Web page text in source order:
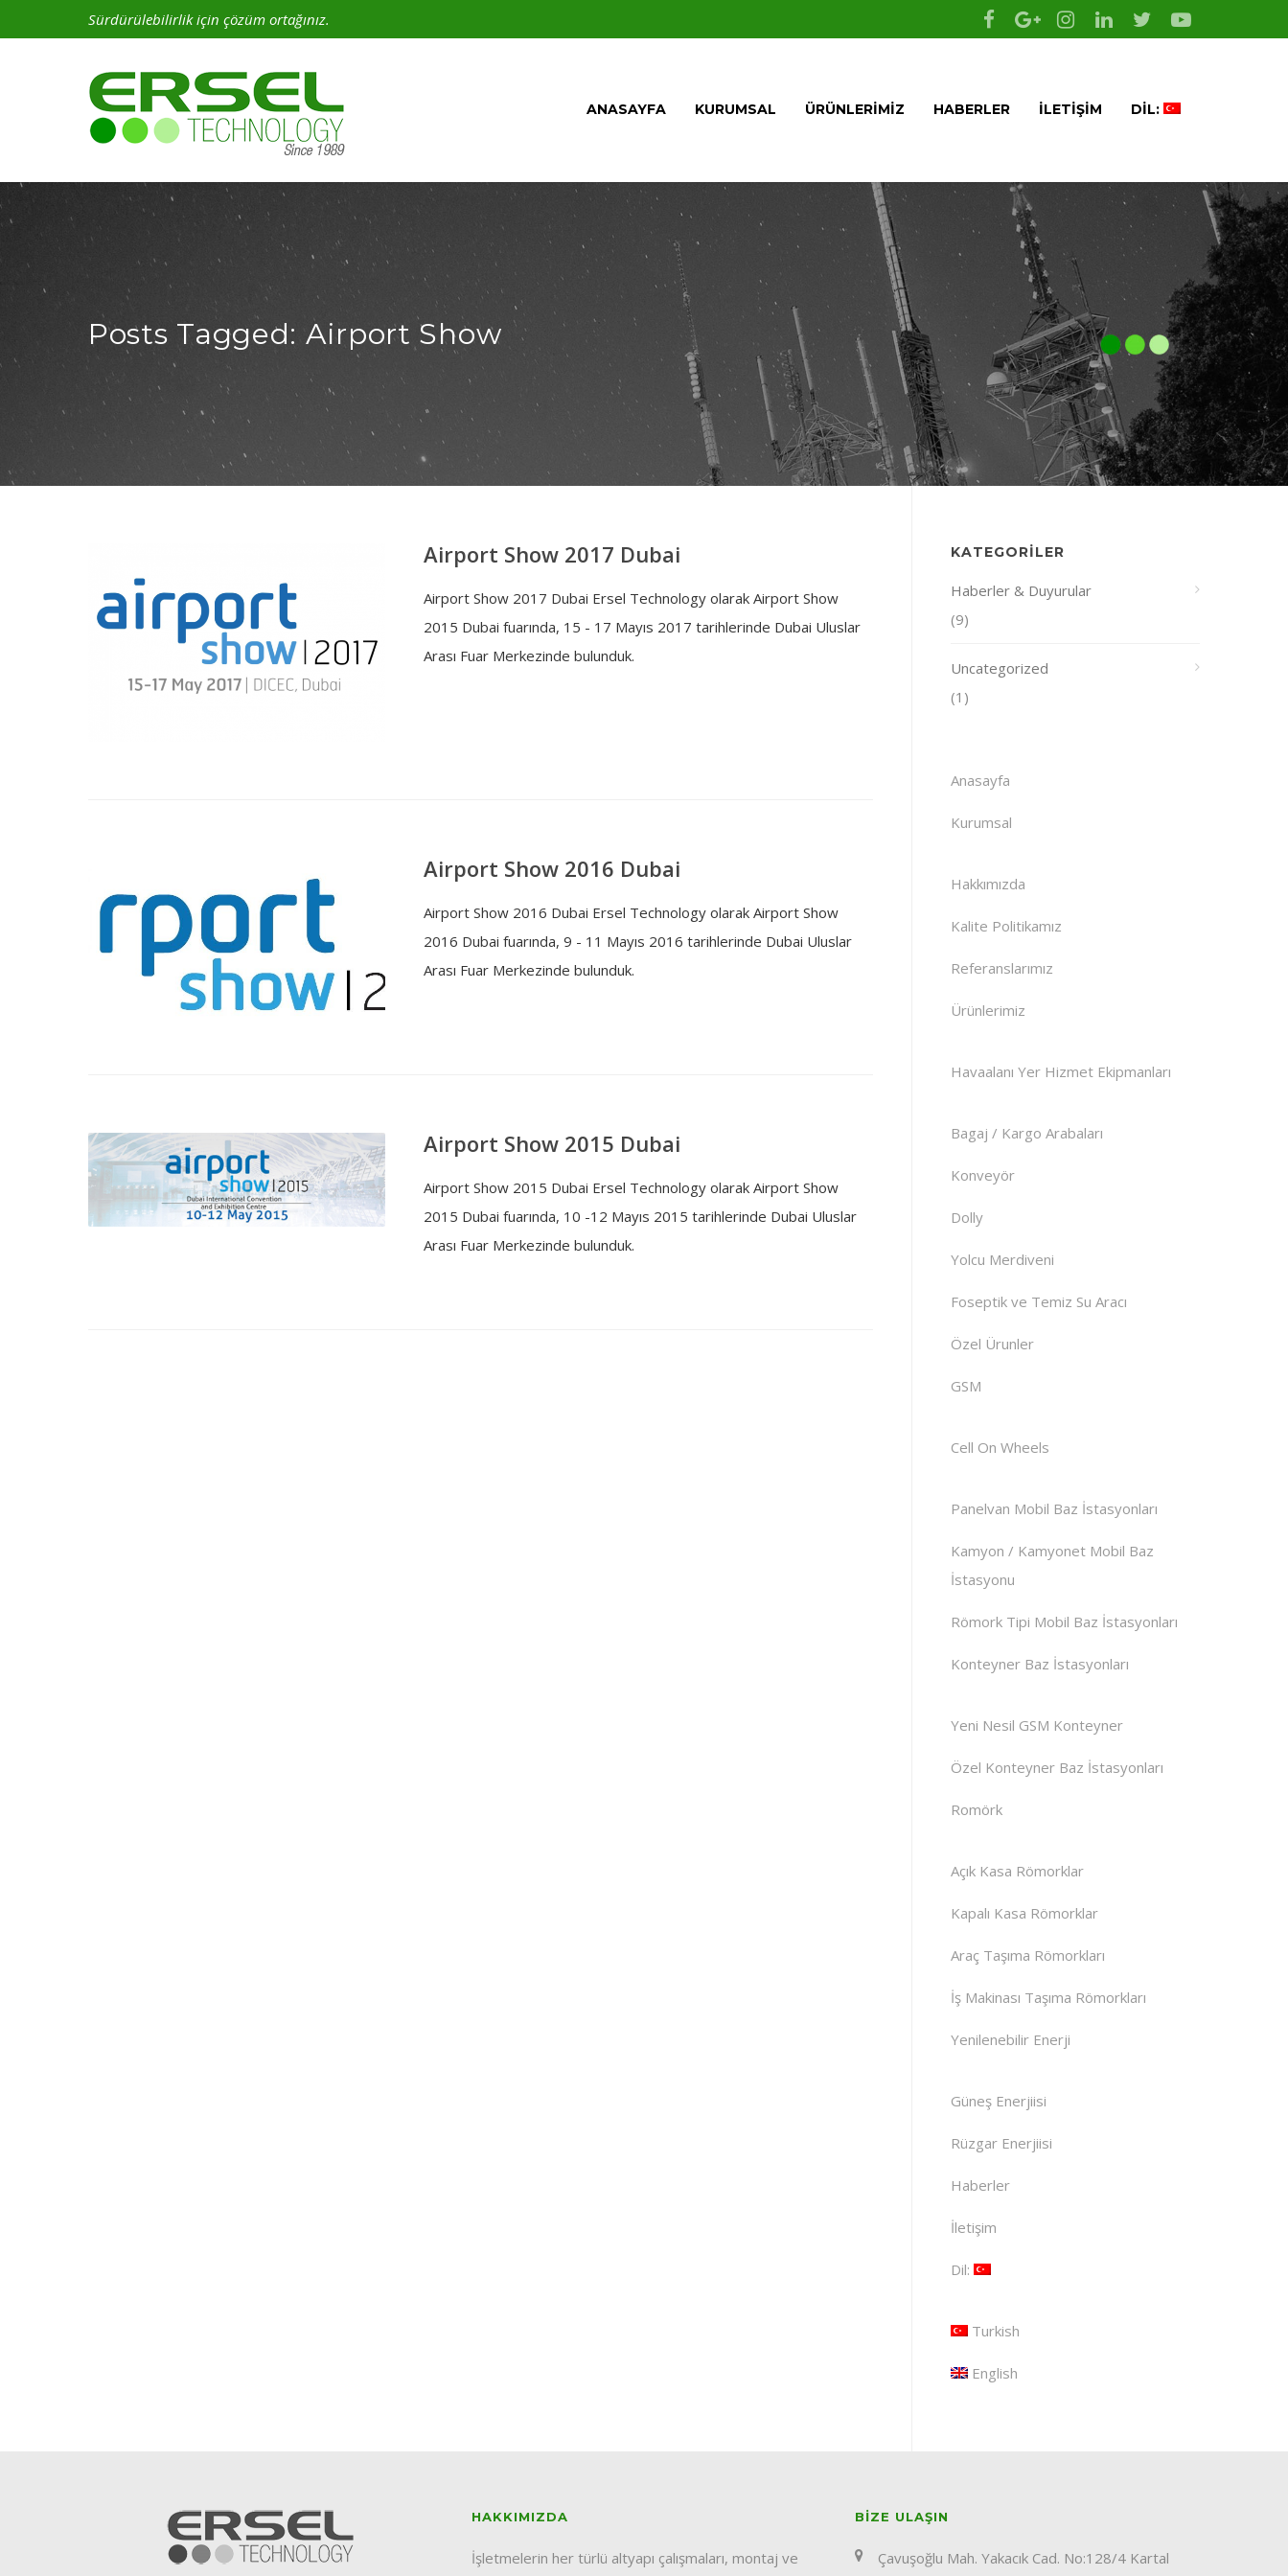
Sürdürülebilirlik için çözüm ortağınız.
ANASAYFA KURUMSAL ÜRÜNLERIMIZ HABERLER İLETIŞIM DIL:
Posts Tagged: Airport Show
Airport Show 2017 Dubai
Airport Show 2017 Dubai Ersel Technology olarak Airport Show
2015 Dubai fuarında, 15 - 17 Mayıs 2017 tarihlerinde Dubai Uluslar
Arası Fuar Merkezinde bulunduk.
Airport Show 2016 Dubai
Airport Show 2016 Dubai Ersel Technology olarak Airport Show
2016 Dubai fuarında, 9 - 11 Mayıs 2016 tarihlerinde Dubai Uluslar
Arası Fuar Merkezinde bulunduk.
Airport Show 2015 Dubai
Airport Show 2015 Dubai Ersel Technology olarak Airport Show
2015 Dubai fuarında, 10 -12 Mayıs 2015 tarihlerinde Dubai Uluslar
Arası Fuar Merkezinde bulunduk.
KATEGORILER
Haberler & Duyurular
(9)
Uncategorized
(1)
Anasayfa
Kurumsal
Hakkımızda
Kalite Politikamız
Referanslarımız
Ürünlerimiz
Havaalanı Yer Hizmet Ekipmanları
Bagaj / Kargo Arabaları
Konveyör
Dolly
Yolcu Merdiveni
Foseptik ve Temiz Su Aracı
Özel Ürunler
GSM
Cell On Wheels
Panelvan Mobil Baz İstasyonları
Kamyon / Kamyonet Mobil Baz
İstasyonu
Römork Tipi Mobil Baz İstasyonları
Konteyner Baz İstasyonları
Yeni Nesil GSM Konteyner
Özel Konteyner Baz İstasyonları
Romörk
Açık Kasa Römorklar
Kapalı Kasa Römorklar
Araç Taşıma Römorkları
İş Makinası Taşıma Römorkları
Yenilenebilir Enerji
Güneş Enerjiisi
Rüzgar Enerjiisi
Haberler
İletişim
Dil:
Turkish
English
HAKKIMIZDA
İşletmelerin her türlü altyapı çalışmaları, montaj ve
BIZE ULAŞIN
Çavuşoğlu Mah. Yakacık Cad. No:128/4 Kartal